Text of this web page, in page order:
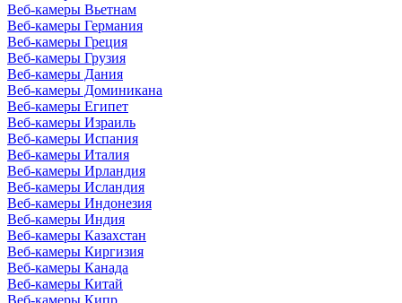
Веб-камеры Вьетнам
Веб-камеры Германия
Веб-камеры Греция
Веб-камеры Грузия
Веб-камеры Дания
Веб-камеры Доминикана
Веб-камеры Египет
Веб-камеры Израиль
Веб-камеры Испания
Веб-камеры Италия
Веб-камеры Ирландия
Веб-камеры Исландия
Веб-камеры Индонезия
Веб-камеры Индия
Веб-камеры Казахстан
Веб-камеры Киргизия
Веб-камеры Канада
Веб-камеры Китай